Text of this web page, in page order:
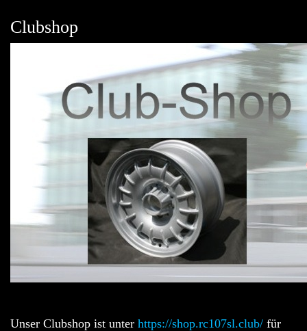
Clubshop
Unser Clubshop ist unter https://shop.rc107sl.club/ für